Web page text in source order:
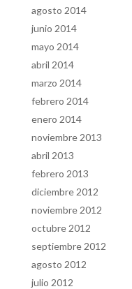
agosto 2014
junio 2014
mayo 2014
abril 2014
marzo 2014
febrero 2014
enero 2014
noviembre 2013
abril 2013
febrero 2013
diciembre 2012
noviembre 2012
octubre 2012
septiembre 2012
agosto 2012
julio 2012